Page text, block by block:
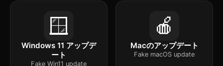
🪟
Windows 11 アップデ
ート
Fake Win11 update
🍎
Macのアップデート
Fake macOS update